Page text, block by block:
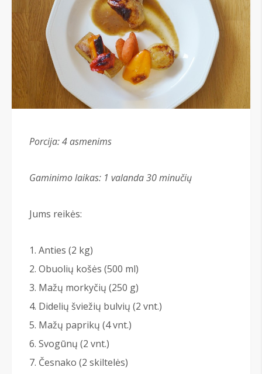
Porcija: 4 asmenims
Gaminimo laikas: 1 valanda 30 minučių
Jums reikės:
Anties (2 kg)
Obuolių košės (500 ml)
Mažų morkyčių (250 g)
Didelių šviežių bulvių (2 vnt.)
Mažų paprikų (4 vnt.)
Svogūnų (2 vnt.)
Česnako (2 skiltelės)